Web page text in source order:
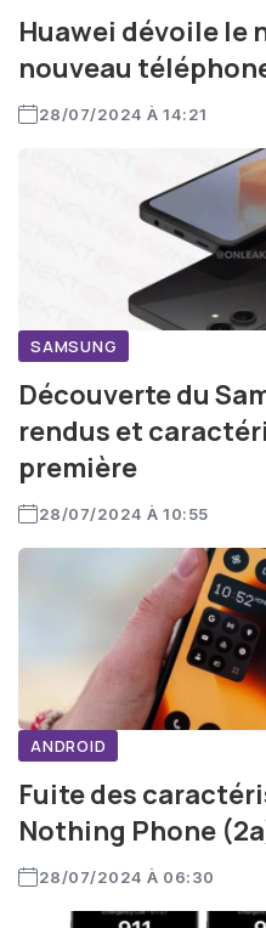
Huawei dévoile le
nouveau
28/07/2024 À 14:21
SAMSUNG
Découverte du
rendus et
première
28/07/2024 À 10:55
ANDROID
Fuite des
Nothing Phone
28/07/2024 À 06:30